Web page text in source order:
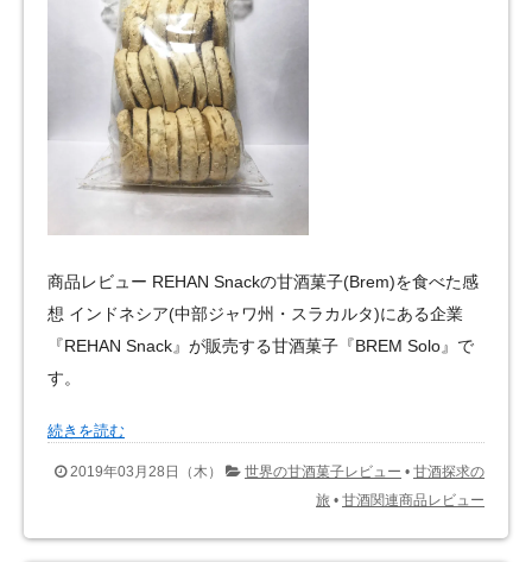
商品レビュー REHAN Snackの甘酒菓子(Brem)を食べた感
想 インドネシア(中部ジャワ州・スラカルタ)にある企業
『REHAN Snack』が販売する甘酒菓子『BREM Solo』で
す。
続きを読む
2019年03月28日（木） 世界の甘酒菓子レビュー • 甘酒探求の
旅 • 甘酒関連商品レビュー